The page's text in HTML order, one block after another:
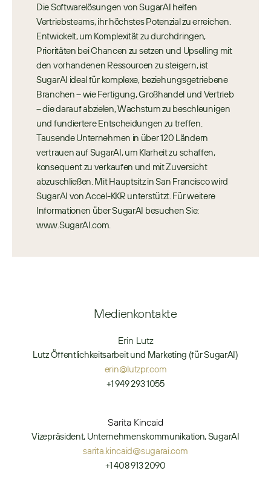
Die Softwarelösungen von SugarAI helfen
Vertriebsteams, ihr höchstes Potenzial zu erreichen.
Entwickelt, um Komplexität zu durchdringen,
Prioritäten bei Chancen zu setzen und Upselling mit
den vorhandenen Ressourcen zu steigern, ist
SugarAI ideal für komplexe, beziehungsgetriebene
Branchen – wie Fertigung, Großhandel und Vertrieb
– die darauf abzielen, Wachstum zu beschleunigen
und fundiertere Entscheidungen zu treffen.
Tausende Unternehmen in über 120 Ländern
vertrauen auf SugarAI, um Klarheit zu schaffen,
konsequent zu verkaufen und mit Zuversicht
abzuschließen. Mit Hauptsitz in San Francisco wird
SugarAI von Accel-KKR unterstützt. Für weitere
Informationen über SugarAI besuchen Sie:
www.SugarAI.com.
Medienkontakte
Erin Lutz
Lutz Öffentlichkeitsarbeit und Marketing (für SugarAI)
erin@lutzpr.com
+1 949 293 1055
Sarita Kincaid
Vizepräsident, Unternehmenskommunikation, SugarAI
sarita.kincaid@sugarai.com
+1 408 913 2090